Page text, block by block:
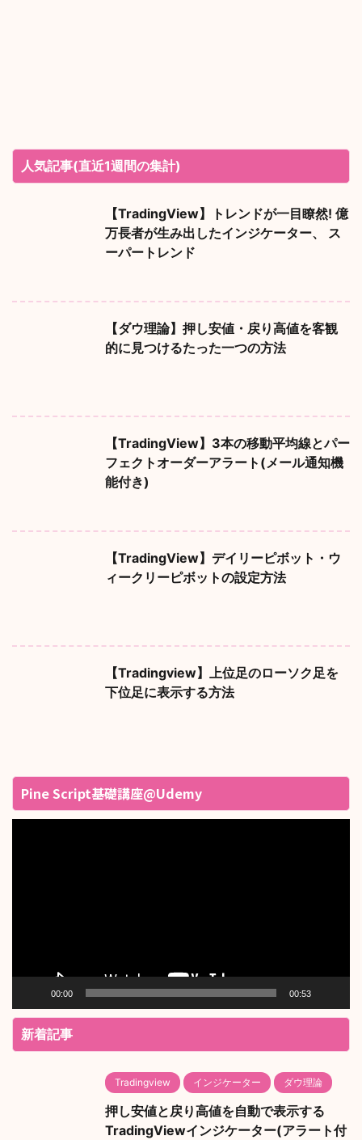
人気記事(直近1週間の集計)
【TradingView】トレンドが一目瞭然! 億
万長者が生み出したインジケーター、 ス
ーパートレンド
【ダウ理論】押し安値・戻り高値を客観
的に見つけるたった一つの方法
【TradingView】3本の移動平均線とパー
フェクトオーダーアラート(メール通知機
能付き)
【TradingView】デイリーピボット・ウ
ィークリーピボットの設定方法
【Tradingview】上位足のローソク足を
下位足に表示する方法
Pine Script基礎講座@Udemy
00:00 00:53
新着記事
Tradingview インジケーター ダウ理論
押し安値と戻り高値を自動で表示する
TradingViewインジケーター(アラート付